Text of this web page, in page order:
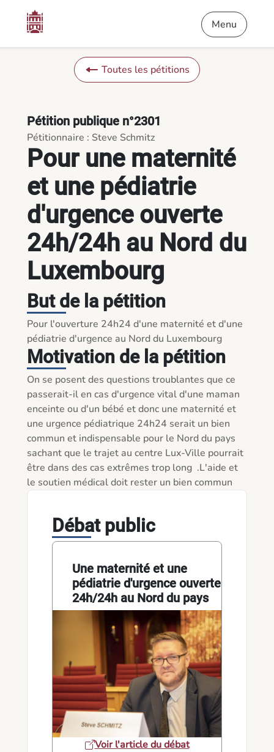
Pour une maternité et une pédiatrie d'urgence ouverte 24h/
Menu
Toutes les pétitions
Pour une maternité
et une pédiatrie
d'urgence ouverte
24h/24h au Nord du
Luxembourg
Pétition publique n°2301
Pétitionnaire : Steve Schmitz
But de la pétition
Pour l'ouverture 24h24 d'une maternité et d'une
pédiatrie d'urgence au Nord du Luxembourg
Motivation de la pétition
On se posent des questions troublantes que ce
passerait-il en cas d'urgence vital d'une maman
enceinte ou d'un bébé et donc une maternité et
une urgence pédiatrique 24h24 serait un bien
commun et indispensable pour le Nord du pays
sachant que le trajet au centre Lux-Ville pourrait
être dans des cas extrêmes trop long  .L'aide et
le soutien médical doit rester un bien commun
Débat public
Une maternité et une
pédiatrie d'urgence ouverte
24h/24h au Nord du pays
Voir l'article du débat